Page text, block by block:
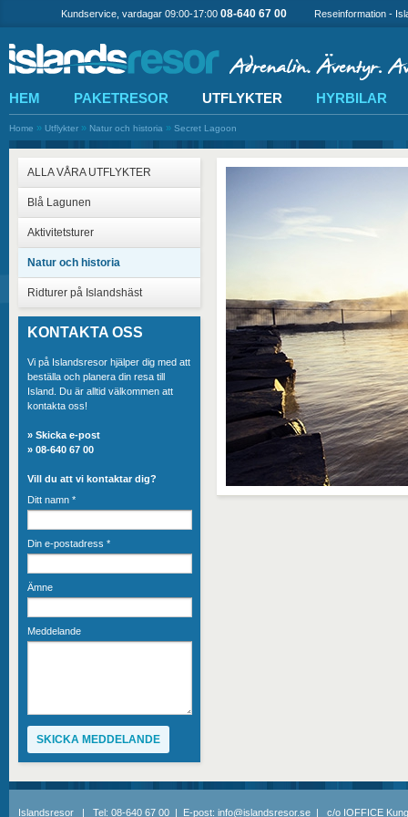
Home » Utflykter » Natur och historia » Secret Lagoon
ALLA VÅRA UTFLYKTER
Blå Lagunen
Aktivitetsturer
Natur och historia
Ridturer på Islandshäst
KONTAKTA OSS
Vi på Islandsresor hjälper dig med att
beställa och planera din resa till
Island. Du är alltid välkommen att
kontakta oss!
» Skicka e-post
» 08-640 67 00
Vill du att vi kontaktar dig?
Ditt namn *
Din e-postadress *
Ämne
Meddelande
HEM PAKETRESOR UTFLYKTER HYRBILAR
Reseinformation -
Kundservice, vardagar 09:00-17:00 08-640 67 00
Islandsresor | Tel: 08-640 67 00 | E-post: info@islandsresor.se | c/o IOFFICE